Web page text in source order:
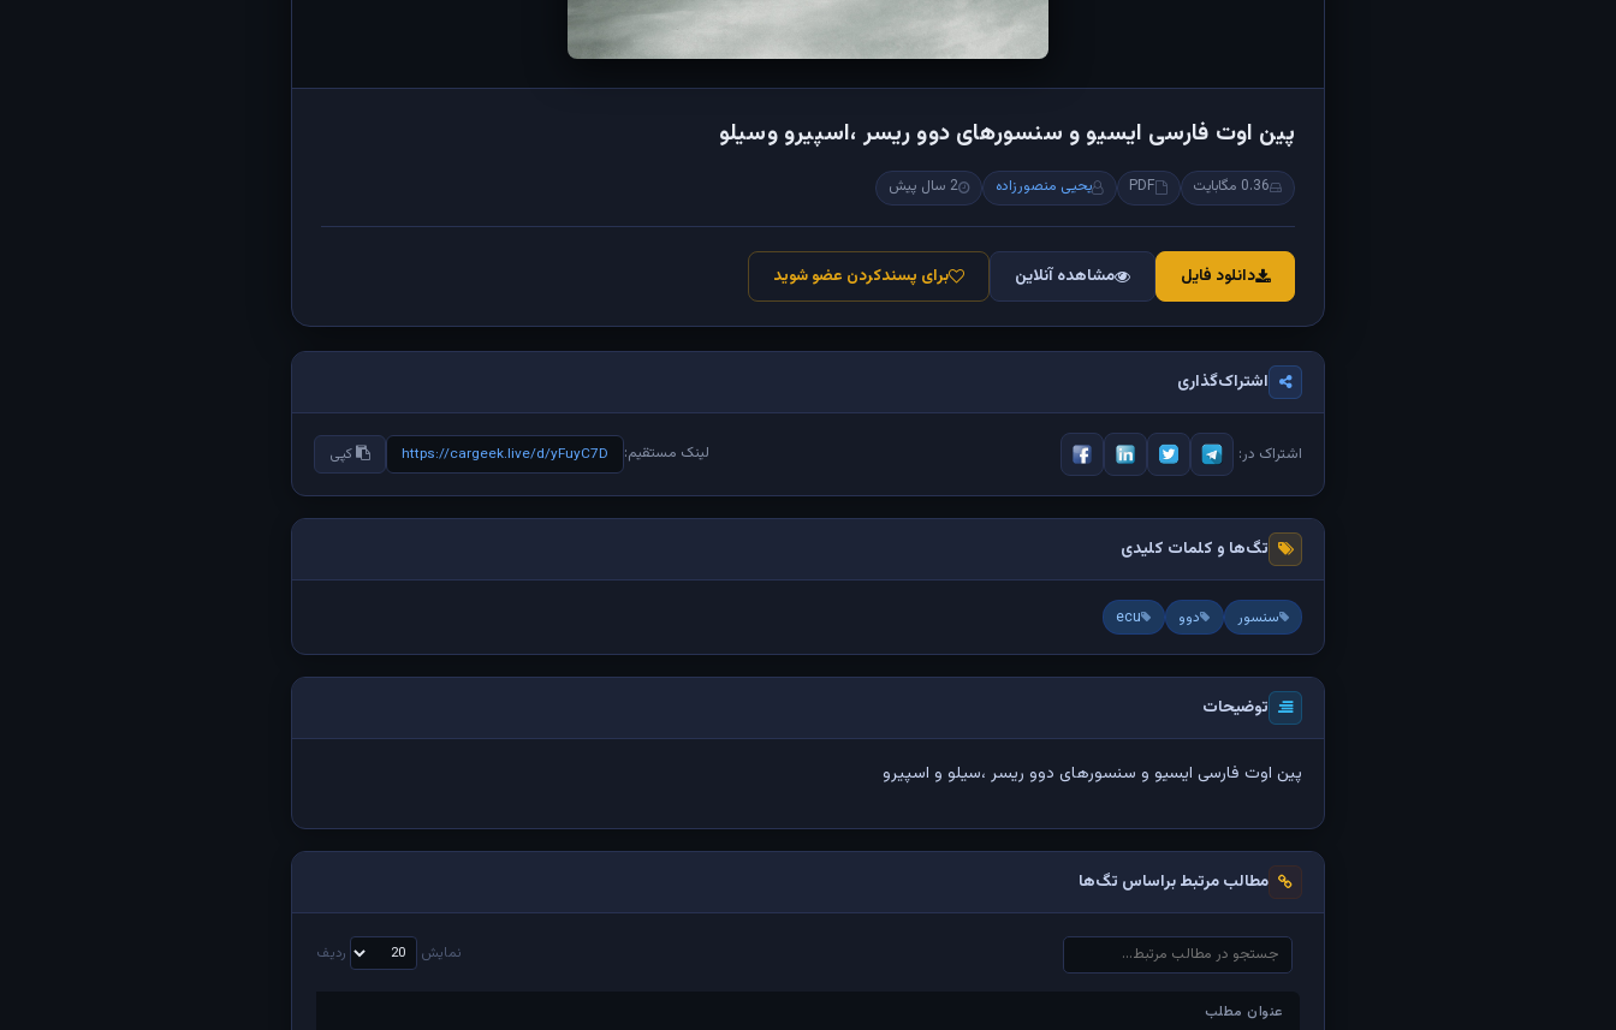
پین اوت فارسی ایسیو و سنسورهای دوو ریسر ،اسپیرو وسیلو
0.36 مگابایت PDF یحیی منصورزاده 2 سال پیش
دانلود فایل مشاهده آنلاین برای پسندکردن عضو شوید
اشتراک‌گذاری
اشتراک در: لینک مستقیم: https://cargeek.live/d/yFuyC7D کپی
تگ‌ها و کلمات کلیدی
سنسور دوو ecu
توضیحات
پین اوت فارسی ایسیو و سنسورهای دوو ریسر ،سیلو و اسپیرو
مطالب مرتبط براساس تگ‌ها
نمایش ردیف
عنوان مطلب